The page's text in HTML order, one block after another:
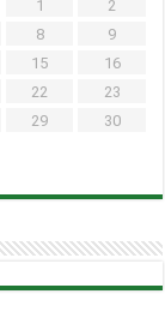
1
2
8
9
15
16
22
23
29
30